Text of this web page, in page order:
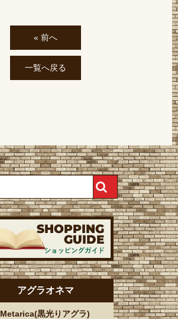
« 前へ
一覧へ戻る
アグラオネマ
Metarica(黒光りアグラ)